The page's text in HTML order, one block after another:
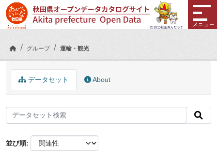
Skip to main content
メニュー
グループ 運輸・観光
データセット About
並び順